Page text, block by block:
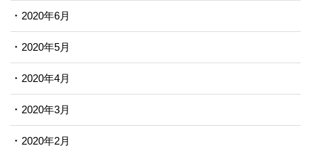
2020年6月
2020年5月
2020年4月
2020年3月
2020年2月